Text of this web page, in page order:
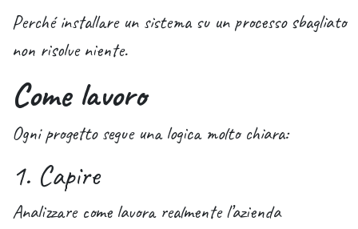
Perché installare un sistema su un processo sbagliato
non risolve niente.
Come lavoro
Ogni progetto segue una logica molto chiara:
1. Capire
Analizzare come lavora realmente l’azienda